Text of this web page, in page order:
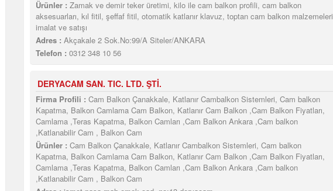
Ürünler : Zamak ve demir teker üretimi, kilo ile cam balkon profili, cam balkon
aksesuarları, kıl fitil, şeffaf fitil, otomatik katlanır klavuz, toptan cam balkon malzemeleri
imalat ve satışı
Adres : Akçakale 2 Sok.No:99/A Siteler/ANKARA
Telefon : 0312 348 10 56
DERYACAM SAN. TIC. LTD. ŞTİ.
Firma Profili : Cam Balkon Çanakkale, Katlanır Cambalkon Sistemleri, Cam balkon
Kapatma, Balkon Camlama Cam Balkon, Katlanır Cam Balkon ,Cam Balkon Fiyatları,
Camlama ,Teras Kapatma, Balkon Camları ,Cam Balkon Ankara ,Cam balkon
,Katlanabilir Cam , Balkon Cam
Ürünler : Cam Balkon Çanakkale, Katlanır Cambalkon Sistemleri, Cam balkon
Kapatma, Balkon Camlama Cam Balkon, Katlanır Cam Balkon ,Cam Balkon Fiyatları,
Camlama ,Teras Kapatma, Balkon Camları ,Cam Balkon Ankara ,Cam balkon
,Katlanabilir Cam , Balkon Cam